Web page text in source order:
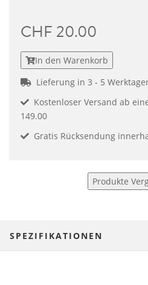
CHF 20.00
In den Warenkorb
Lieferung in 3 - 5
Kostenloser Versand ab
149.00
Gratis Rücksendung
Produkte
SPEZIFIKATIONEN